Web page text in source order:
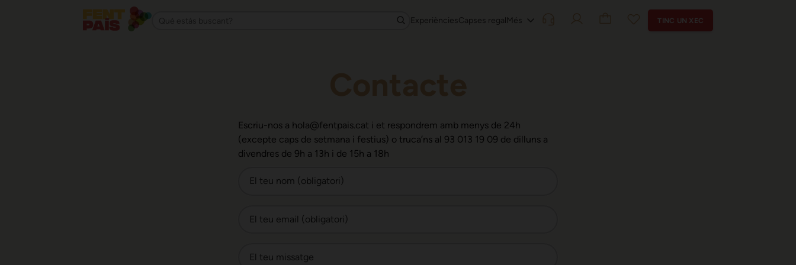
ExperiènciesCapses regalMés TINC UN XEC
Escriu-nos a hola@fentpais.cat i et respondrem amb menys de 24h
(excepte caps de setmana i festius) o truca’ns al 93 013 19 09 de dilluns a
divendres de 9h a 13h i de 15h a 18h
El teu nom (obligatori)
El teu email (obligatori)
El teu missatge